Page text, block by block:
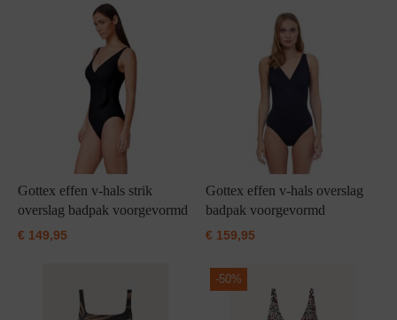
Gottex effen v-hals strik
overslag badpak voorgevormd
€ 149,95
Gottex effen v-hals overslag
badpak voorgevormd
€159,95
-50%